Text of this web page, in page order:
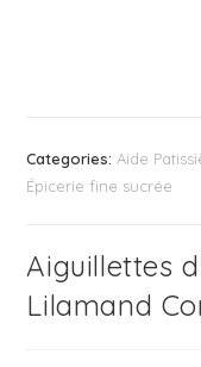
Categories: Aide
Épicerie fine sucrée
Aiguillettes
Lilamand